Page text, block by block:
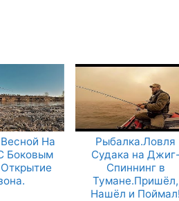
На
Боковым
Рыбалка.Ловля
Судака на Джиг-
Спиннинг в
Тумане.Пришёл,
Нашёл и Поймал!